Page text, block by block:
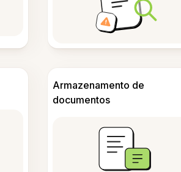
Armazenamento de
documentos